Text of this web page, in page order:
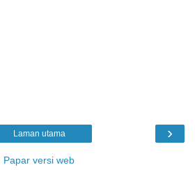
›
Laman utama
Papar versi web